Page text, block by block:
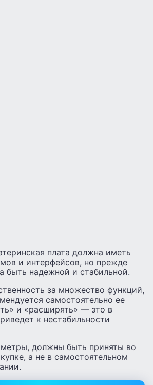
плата должна иметь
и интерфейсов, но прежде
быть надежной и стабильной.
за множество функций,
самостоятельно ее
и «расширять» — это в
к нестабильности
должны быть приняты во
а не в самостоятельном